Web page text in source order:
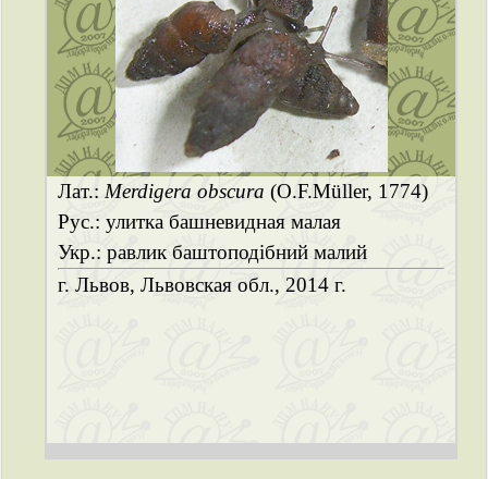
Лат.: Merdigera obscura (O.F.Müller, 1774)
Рус.: улитка башневидная малая
Укр.: равлик баштоподібний малий
г. Львов, Львовская обл., 2014 г.